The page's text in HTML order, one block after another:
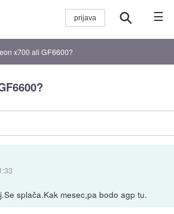
☰
x700 ali GF6600?
splača.Kak mesec,pa bodo agp tu.